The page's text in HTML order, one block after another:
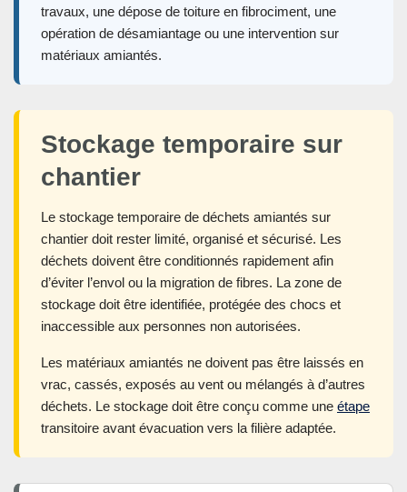
travaux, une dépose de toiture en fibrociment, une
opération de désamiantage ou une intervention sur
matériaux amiantés.
Stockage temporaire sur
chantier
Le stockage temporaire de déchets amiantés sur
chantier doit rester limité, organisé et sécurisé. Les
déchets doivent être conditionnés rapidement afin
d’éviter l’envol ou la migration de fibres. La zone de
stockage doit être identifiée, protégée des chocs et
inaccessible aux personnes non autorisées.
Les matériaux amiantés ne doivent pas être laissés en
vrac, cassés, exposés au vent ou mélangés à d’autres
déchets. Le stockage doit être conçu comme une étape
transitoire avant évacuation vers la filière adaptée.